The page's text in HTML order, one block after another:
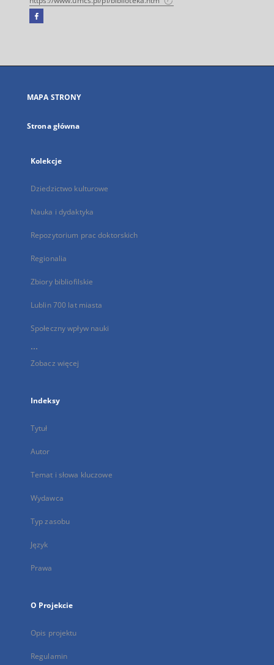
Facebook
się
karcie
MAPA STRONY
Strona główna
Kolekcje
Dziedzictwo kulturowe
Nauka i dydaktyka
Repozytorium prac doktorskich
Regionalia
Zbiory bibliofilskie
Lublin 700 lat miasta
Społeczny wpływ nauki
...
Zobacz więcej
Indeksy
Tytuł
Autor
Temat i słowa kluczowe
Wydawca
Typ zasobu
Język
Prawa
O Projekcie
Opis projektu
Regulamin